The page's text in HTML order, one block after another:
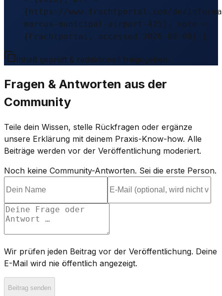
{https://www.frachtportal.com/de/
marcus-municipal-airport-425}, note =
{Frachtportal, accessed 2026-08-09} }
Inhalt geprüft & redaktionell freigegeben.
Fragen & Antworten aus der
Community
Teile dein Wissen, stelle Rückfragen oder ergänze
unsere Erklärung mit deinem Praxis-Know-how. Alle
Beiträge werden vor der Veröffentlichung moderiert.
Noch keine Community-Antworten. Sei die erste Person.
Wir prüfen jeden Beitrag vor der Veröffentlichung. Deine
E-Mail wird nie öffentlich angezeigt.
Beitrag senden